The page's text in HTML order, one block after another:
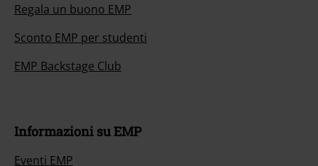
Regala un buono EMP
Sconto EMP per studenti
EMP Backstage Club
Informazioni su EMP
Eventi EMP